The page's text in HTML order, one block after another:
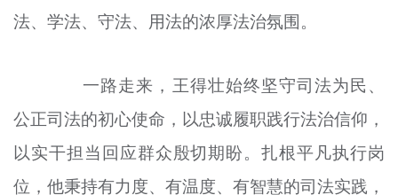
法、学法、守法、用法的浓厚法治氛围。
一路走来，王得壮始终坚守司法为民、
公正司法的初心使命，以忠诚履职践行法治信仰，
以实干担当回应群众殷切期盼。扎根平凡执行岗
位，他秉持有力度、有温度、有智慧的司法实践，